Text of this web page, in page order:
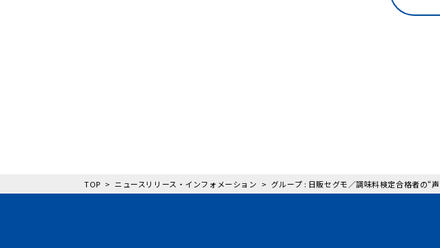
TOP ニュースリリース・インフォメーション グループ : 日販セグモ／調味料検定合格者の“